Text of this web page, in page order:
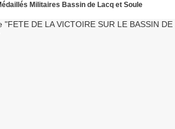
Militaires Bassin de Lacq et Soule